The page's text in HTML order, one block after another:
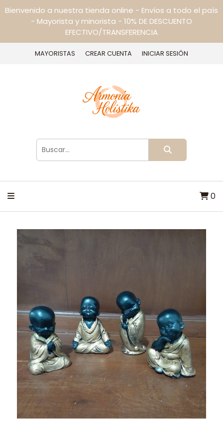
Bienvenido a nuestra tienda online - Envíos a todo el país
- Mayorista y minorista - 10% DE DESCUENTO
EFECTIVO/TRANSFERENCIA
MAYORISTAS CREAR CUENTA INICIAR SESIÓN
0